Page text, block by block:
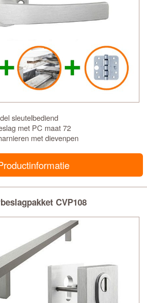
sleutelbediend
met PC maat 72
met dievenpen
CVP108